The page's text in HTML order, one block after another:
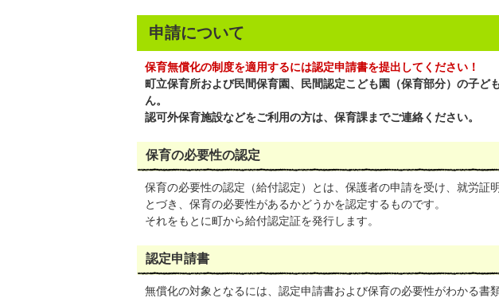
申請について
保育無償化の制度を適用するには認定申請書を提出してください！
町立保育所および民間保育園、民間認定こども園（保育部分）の子ど
ん。
認可外保育施設などをご利用の方は、保育課までご連絡ください。
保育の必要性の認定
保育の必要性の認定（給付認定）とは、保護者の申請を受け、就労証
とづき、保育の必要性があるかどうかを認定するものです。
それをもとに町から給付認定証を発行します。
認定申請書
無償化の対象となるには、認定申請書および保育の必要性がわかる書